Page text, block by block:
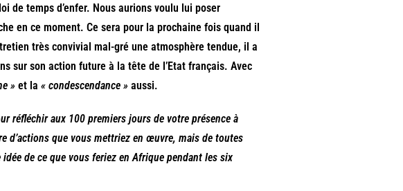
de temps d’enfer. Nous aurions voulu lui poser
en ce moment. Ce sera pour la prochaine fois quand il
très convivial mal-gré une atmosphère tendue, il a
sur son action future à la tête de l’Etat français. Avec
»et la « condescendance »aussi.
réfléchir aux 100 premiers jours de votre présence à
d’actions que vous mettriez en œuvre, mais de toutes
de ce que vous feriez en Afrique pendant les six